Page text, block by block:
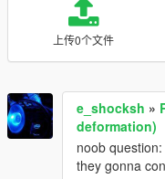
上传0个文件
e_shocksh »
deformation)
noob
they gonna